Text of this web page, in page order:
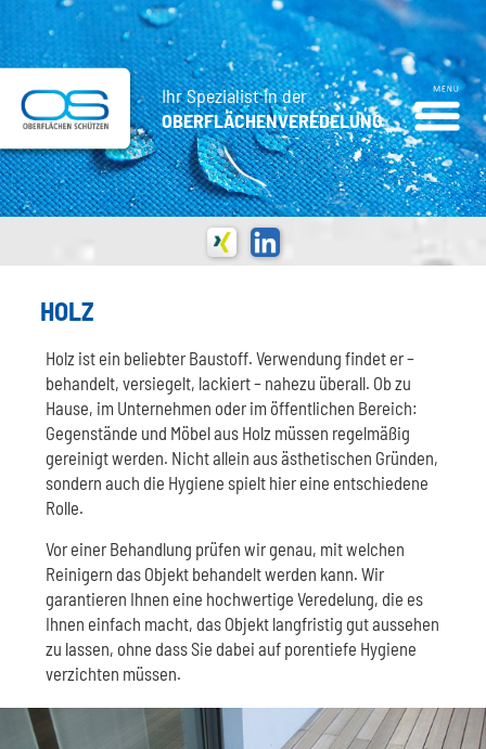
Ihr Spezialist in der
OBERFLÄCHENVEREDELUNG
HOLZ
Holz ist ein beliebter Baustoff. Verwendung findet er –
behandelt, versiegelt, lackiert – nahezu überall. Ob zu
Hause, im Unternehmen oder im öffentlichen Bereich:
Gegenstände und Möbel aus Holz müssen regelmäßig
gereinigt werden. Nicht allein aus ästhetischen Gründen,
sondern auch die Hygiene spielt hier eine entschiedene
Rolle.
Vor einer Behandlung prüfen wir genau, mit welchen
Reinigern das Objekt behandelt werden kann. Wir
garantieren Ihnen eine hochwertige Veredelung, die es
Ihnen einfach macht, das Objekt langfristig gut aussehen
zu lassen, ohne dass Sie dabei auf porentiefe Hygiene
verzichten müssen.